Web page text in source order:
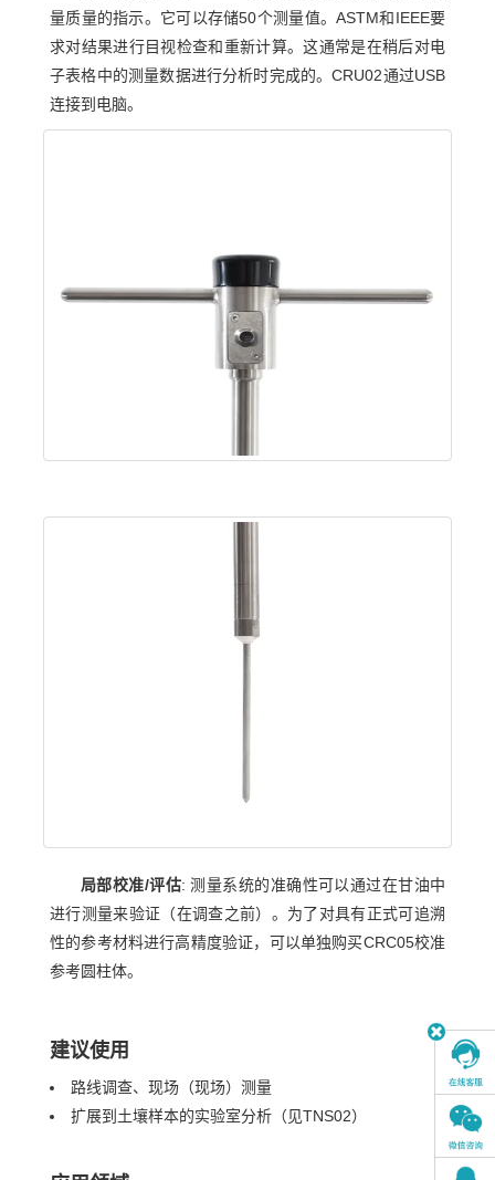
量质量的指示。它可以存储50个测量值。ASTM和IEEE要
求对结果进行目视检查和重新计算。这通常是在稍后对电
子表格中的测量数据进行分析时完成的。CRU02通过USB
连接到电脑。
局部校准/评估: 测量系统的准确性可以通过在甘油中
进行测量来验证（在调查之前）。为了对具有正式可追溯
性的参考材料进行高精度验证，可以单独购买CRC05校准
参考圆柱体。
建议使用
路线调查、现场（现场）测量
扩展到土壤样本的实验室分析（见TNS02）